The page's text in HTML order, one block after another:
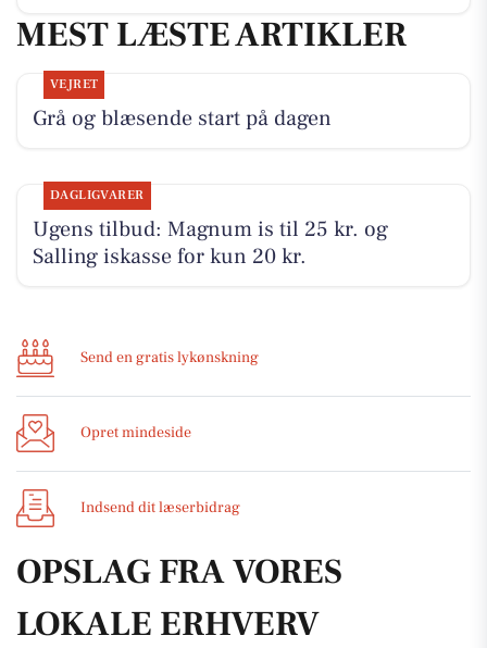
MEST LÆSTE ARTIKLER
VEJRET
Grå og blæsende start på dagen
DAGLIGVARER
Ugens tilbud: Magnum is til 25 kr. og
Salling iskasse for kun 20 kr.
Send en gratis lykønskning
Opret mindeside
Indsend dit læserbidrag
OPSLAG FRA VORES
LOKALE ERHVERV